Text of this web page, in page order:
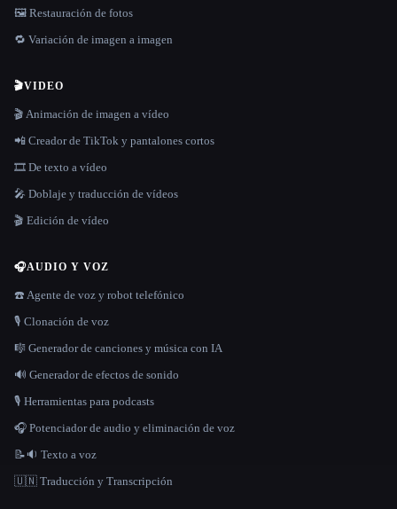
🖼️ Restauración de fotos
🔁 Variación de imagen a imagen
🎬VIDEO
🎬 Animación de imagen a vídeo
📲 Creador de TikTok y pantalones cortos
🎞️ De texto a vídeo
🎤 Doblaje y traducción de vídeos
🎬 Edición de vídeo
🎧AUDIO Y VOZ
☎️ Agente de voz y robot telefónico
🎙️ Clonación de voz
🎼 Generador de canciones y música con IA
🔊 Generador de efectos de sonido
🎙️ Herramientas para podcasts
🎧 Potenciador de audio y eliminación de voz
📝🔉 Texto a voz
🇺🇳 Traducción y Transcripción